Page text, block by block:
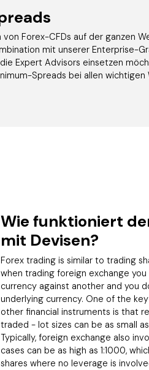
Forex-CFDs auf der ganzen
mit unserer Enterprise-
Expert Advisors einsetzen
Spreads bei allen wichtigen
Wie funktioniert
mit Devisen?
Forex trading is similar to trading
when trading foreign exchange
currency against another and you
underlying currency. One of the
other financial instruments is that
traded - lot sizes can be as small
Typically, foreign exchange also
cases can be as high as 1:1000,
shares where no leverage is